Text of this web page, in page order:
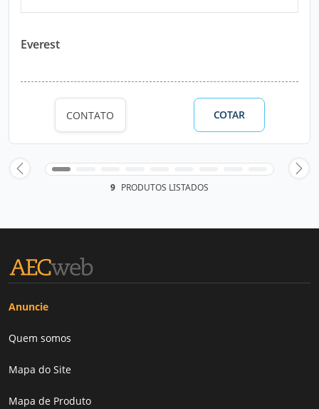
Everest
CONTATO COTAR
9 PRODUTOS LISTADOS
Anuncie
Quem somos
Mapa do Site
Mapa de Produto